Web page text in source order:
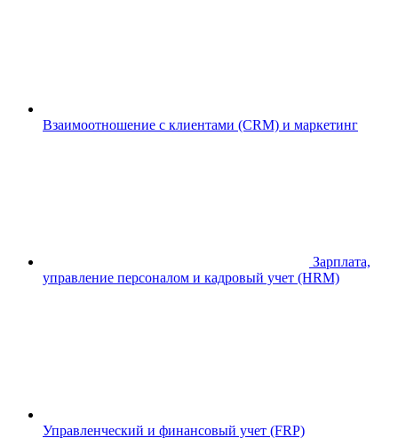
Взаимоотношение с клиентами (CRM) и маркетинг
Зарплата,
управление персоналом и кадровый учет (HRM)
Управленческий и финансовый учет (FRP)